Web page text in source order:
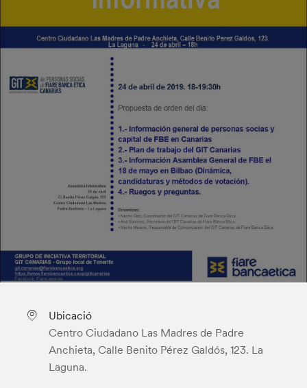
Ubicació
Centro Ciudadano Las Madres de Padre
Anchieta, Calle Benito Pérez Galdós, 123. La
Laguna.